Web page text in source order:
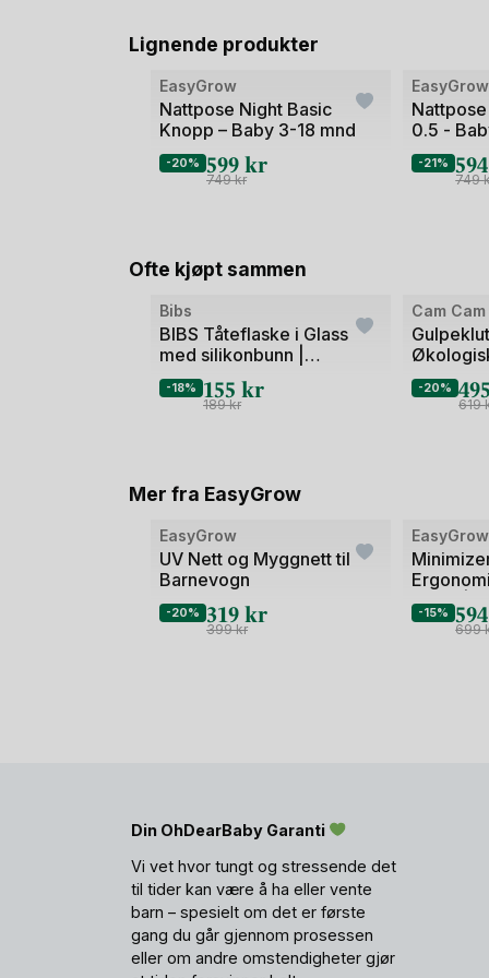
Lignende produkter
Bilde
av
EasyGrow
Nattpose Night Basic
Knopp – Baby 3-18 mnd
-20% 599kr
749kr
Bilde
av
2
EasyGrow
0.5 -
Vår/
-21%
749
Ofte kjøpt sammen
Bilde
av
Bibs
BIBS Tåteflaske i Glass
med silikonbunn |
Komplett Sett - 120ml
-18% 155 kr
189kr
Cam
70x70
-20%
619
Mer fra EasyGrow
Bilde
av
EasyGrow
UV Nett og Myggnett til
Barnevogn
-20% 319kr
399kr
Bilde
av
2
EasyGrow
0-4år |
-15%
699
Din OhDearBaby Garanti
Vi vet hvor tungt og stressende det
til tider kan være å ha eller vente
barn – spesielt om det er første
gang du går gjennom prosessen
eller om andre omstendigheter gjør